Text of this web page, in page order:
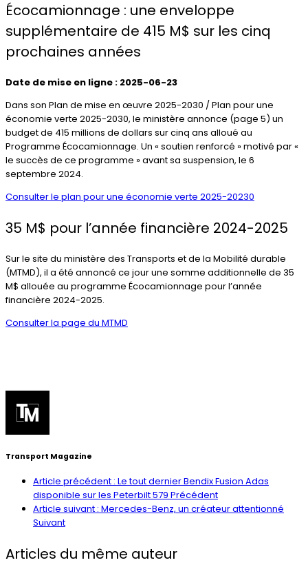
Écocamionnage : une enveloppe
supplémentaire de 415 M$ sur les cinq
prochaines années
Date de mise en ligne : 2025-06-23
Dans son Plan de mise en œuvre 2025-2030 / Plan pour une
économie verte 2025-2030, le ministère annonce (page 5) un
budget de 415 millions de dollars sur cinq ans alloué au
Programme Écocamionnage. Un « soutien renforcé » motivé par «
le succès de ce programme » avant sa suspension, le 6
septembre 2024.
Consulter le plan pour une économie verte 2025-20230
35 M$ pour l’année financière 2024-2025
Sur le site du ministère des Transports et de la Mobilité durable
(MTMD), il a été annoncé ce jour une somme additionnelle de 35
M$ allouée au programme Écocamionnage pour l’année
financière 2024-2025.
Consulter la page du MTMD
Transport Magazine
Article précédent : Le tout dernier Bendix Fusion Adas
disponible sur les Peterbilt 579 Précédent
Article suivant : Mercedes-Benz, un créateur attentionné
Suivant
Articles du même auteur